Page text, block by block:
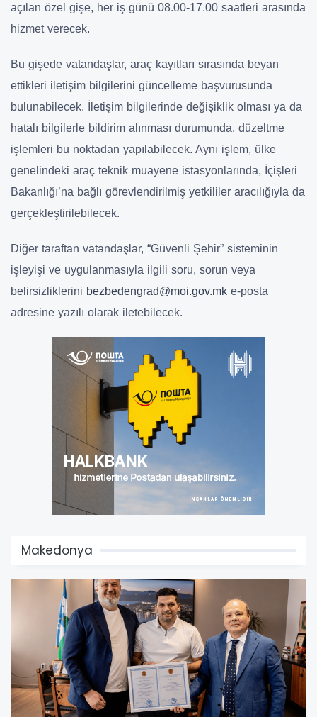
açılan özel gişe, her iş günü 08.00-17.00 saatleri arasında
hizmet verecek.
Bu gişede vatandaşlar, araç kayıtları sırasında beyan
ettikleri iletişim bilgilerini güncelleme başvurusunda
bulunabilecek. İletişim bilgilerinde değişiklik olması ya da
hatalı bilgilerle bildirim alınması durumunda, düzeltme
işlemleri bu noktadan yapılabilecek. Aynı işlem, ülke
genelindeki araç teknik muayene istasyonlarında, İçişleri
Bakanlığı’na bağlı görevlendirilmiş yetkililer aracılığıyla da
gerçekleştirilebilecek.
Diğer taraftan vatandaşlar, “Güvenli Şehir” sisteminin
işleyişi ve uygulanmasıyla ilgili soru, sorun veya
belirsizliklerini bezbedengrad@moi.gov.mk e-posta
adresine yazılı olarak iletebilecek.
Makedonya